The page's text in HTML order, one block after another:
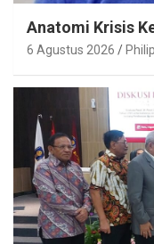
Anatomi Krisis
6 Agustus 2026